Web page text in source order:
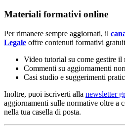
Materiali formativi online
Per rimanere sempre aggiornati, il
Legale offre contenuti formativi
Video tutorial su come gestire il
Commenti su aggiornamenti
Casi studio e suggerimenti
Inoltre, puoi iscriverti alla newsletter
aggiornamenti sulle normative oltre a
nella tua casella di posta.